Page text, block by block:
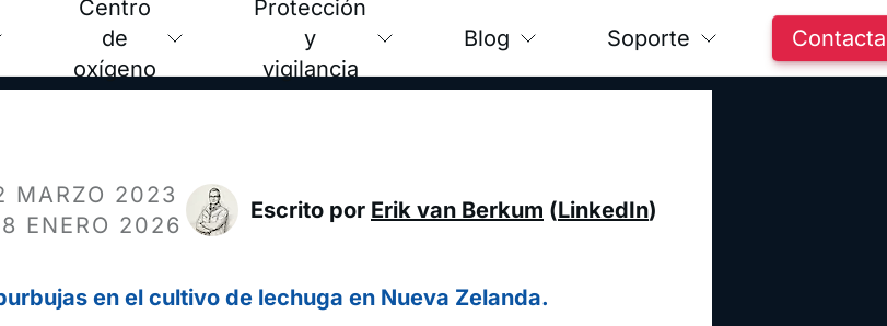
Centro
de
oxígeno
Protección
y
vigilancia
Blog Soporte
MARZO 2023
ENERO 2026
Escrito por Erik van Berkum (LinkedIn)
en el cultivo de lechuga en Nueva Zelanda.